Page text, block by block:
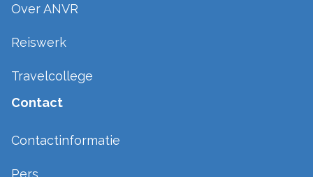
Over ANVR
Reiswerk
Travelcollege
Contact
Contactinformatie
Pers